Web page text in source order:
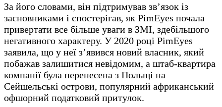
За його словами, він підтримував зв’язок із
засновниками і спостерігав, як PimEyes почала
привертати все більше уваги в ЗМІ, здебільшого
негативного характеру. У 2020 році PimEyes
заявила, що у неї з’явився новий власник, який
побажав залишитися невідомим, а штаб-квартира
компанії була перенесена з Польщі на
Сейшельські острови, популярний африканський
офшорний податковий притулок.